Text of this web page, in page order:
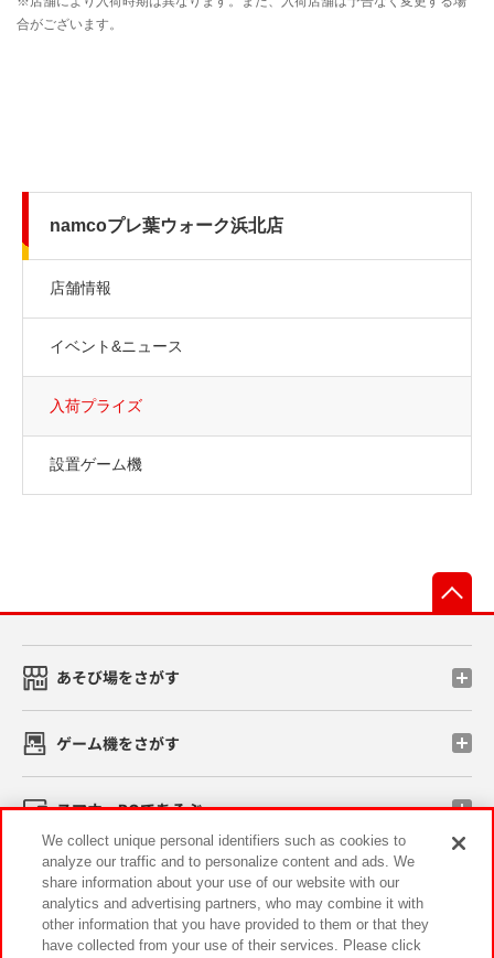
namcoプレ葉ウォーク浜北店
店舗情報
イベント&ニュース
入荷プライズ
設置ゲーム機
あそび場をさがす
ゲーム機をさがす
スマホ・PCであそぶ
イベント・キャンペーン
We collect unique personal identifiers such as cookies to
analyze our traffic and to personalize content and ads. We
share information about your use of our website with our
analytics and advertising partners, who may combine it with
other information that you have provided to them or that they
have collected from your use of their services. Please click